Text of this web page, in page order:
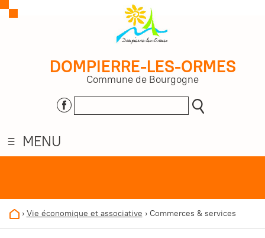
DOMPIERRE-LES-ORMES
Commune de Bourgogne
MENU
› Vie économique et associative › Commerces & services